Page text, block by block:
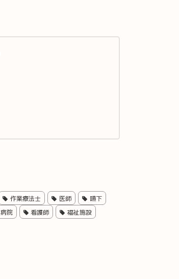
作業療法士 医師
嚥下
病院 看護師
福祉施設